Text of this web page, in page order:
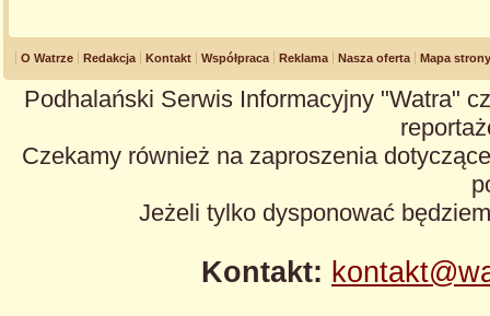
O Watrze Redakcja Kontakt Współpraca Reklama Nasza oferta Mapa strony
Podhalański Serwis Informacyjny "Watra"
Czekamy również na zaproszenia
Jeżeli tylko dysponować
Kontakt: